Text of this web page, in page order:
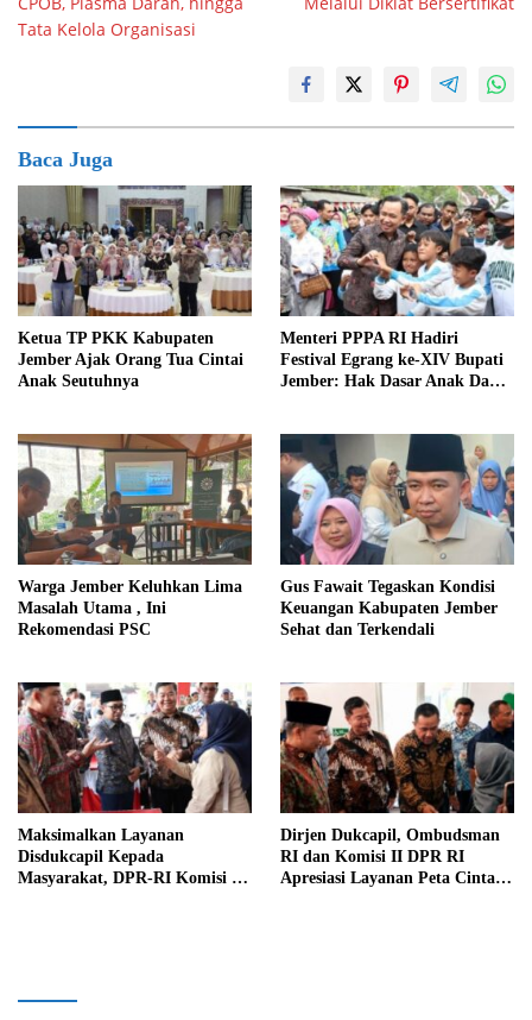
Tata Kelola Organisasi
Baca Juga
Ketua TP PKK Kabupaten
Jember Ajak Orang Tua Cintai
Anak Seutuhnya
Menteri PPPA RI Hadiri
Festival Egrang ke-XIV Bupati
Jember: Hak Dasar Anak Dan
Warga Jember Keluhkan Lima
Masalah Utama , Ini
Rekomendasi PSC
Gus Fawait Tegaskan Kondisi
Keuangan Kabupaten Jember
Sehat dan Terkendali
Maksimalkan Layanan
Disdukcapil Kepada
Masyarakat, DPR-RI Komisi II
Dirjen Dukcapil, Ombudsman
RI dan Komisi II DPR RI
Apresiasi Layanan Peta Cinta di